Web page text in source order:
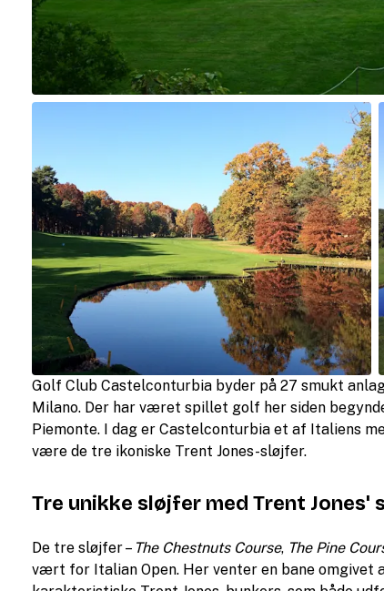
Golf Club Castelconturbia byder på 27 smukt
Milano. Der har været spillet golf her siden
Piemonte. I dag er Castelconturbia et af Italiens
være de tre ikoniske Trent Jones-sløjfer.
Tre unikke sløjfer med Trent Jones'
De tre sløjfer – The Chestnuts Course, The Pine
vært for Italian Open. Her venter en bane omgivet